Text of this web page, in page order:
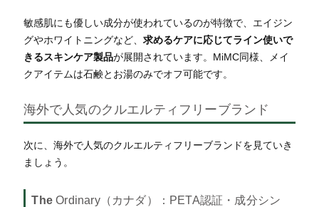
敏感肌にも優しい成分が使われているのが特徴で、エイジン
グやホワイトニングなど、 求めるケアに応じてライン使いで
きるスキンケア製品が展開されています。 MiMC同様、メイ
クアイテムは石鹸とお湯のみでオフ可能です。
海外で人気のクルエルティフリーブランド
次に、海外で人気のクルエルティフリーブランドを見ていき
ましょう。
The Ordinary（カナダ）
：PETA認証・成分シン